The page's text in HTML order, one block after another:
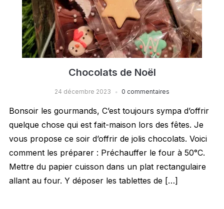
Chocolats de Noël
24 décembre 2023 0 commentaires
Bonsoir les gourmands, C’est toujours sympa d’offrir
quelque chose qui est fait-maison lors des fêtes. Je
vous propose ce soir d’offrir de jolis chocolats. Voici
comment les préparer : Préchauffer le four à 50°C.
Mettre du papier cuisson dans un plat rectangulaire
allant au four. Y déposer les tablettes de […]